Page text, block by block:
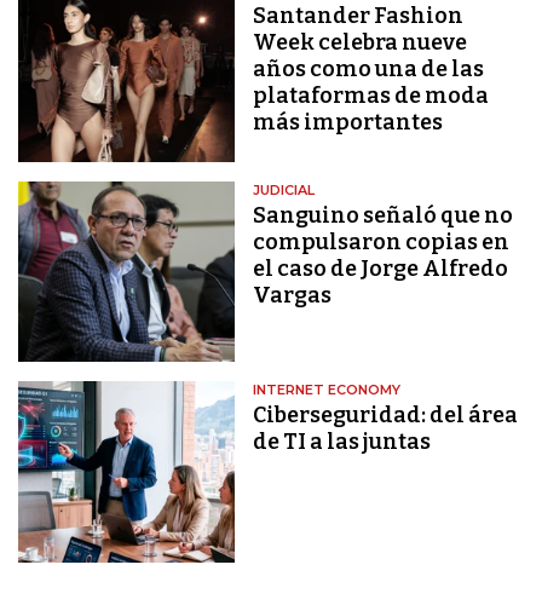
Santander Fashion
Week celebra nueve
años como una de las
plataformas de moda
más importantes
JUDICIAL
Sanguino señaló que no
compulsaron copias en
el caso de Jorge Alfredo
Vargas
INTERNET ECONOMY
Ciberseguridad: del área
de TI a las juntas